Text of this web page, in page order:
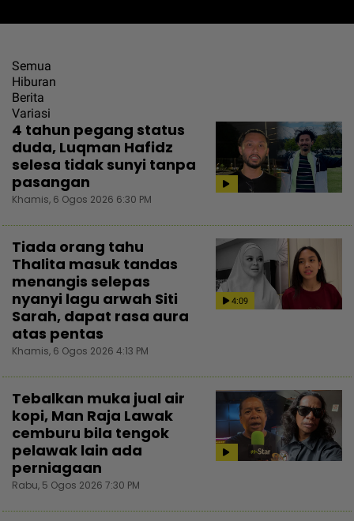
Semua
Hiburan
Berita
Variasi
4 tahun pegang status
duda, Luqman Hafidz
selesa tidak sunyi tanpa
pasangan
Khamis, 6 Ogos 2026 6:30 PM
4:09
Tiada orang tahu
Thalita masuk tandas
menangis selepas
nyanyi lagu arwah Siti
Sarah, dapat rasa aura
atas pentas
Khamis, 6 Ogos 2026 4:13 PM
Tebalkan muka jual air
kopi, Man Raja Lawak
cemburu bila tengok
pelawak lain ada
perniagaan
Rabu, 5 Ogos 2026 7:30 PM